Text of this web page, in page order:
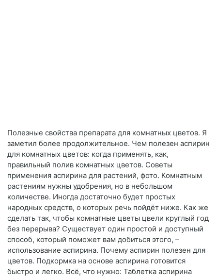
Полезные свойства препарата для комнатных цветов. Я
заметил более продолжительное. Чем полезен аспирин
для комнатных цветов: когда применять, как,
правильный полив комнатных цветов. Советы
применения аспирина для растений, фото. Комнатным
растениям нужны удобрения, но в небольшом
количестве. Иногда достаточно будет простых
народных средств, о которых речь пойдёт ниже. Как же
сделать так, чтобы комнатные цветы цвели круглый год
без перерыва? Существует один простой и доступный
способ, который поможет вам добиться этого, –
использование аспирина. Почему аспирин полезен для
цветов. Подкормка на основе аспирина готовится
быстро и легко. Всё, что нужно: Таблетка аспирина